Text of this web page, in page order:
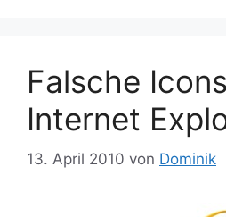
Falsche
Internet
13. April 2010 von Dominik